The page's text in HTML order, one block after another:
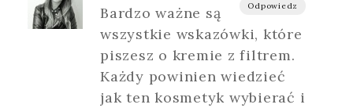
Odpowiedz
Bardzo ważne są
wszystkie wskazówki, które
piszesz o kremie z filtrem.
Każdy powinien wiedzieć
jak ten kosmetyk wybierać i